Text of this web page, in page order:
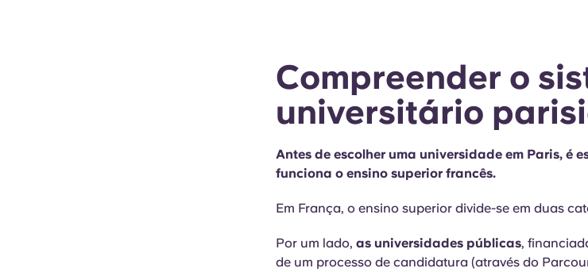
Compreender o
universitário
Antes de escolher uma universidade em Paris, é
funciona o ensino superior francês.
Em França, o ensino superior divide-se em duas
Por um lado, as universidades públicas,
de um processo de candidatura (através do